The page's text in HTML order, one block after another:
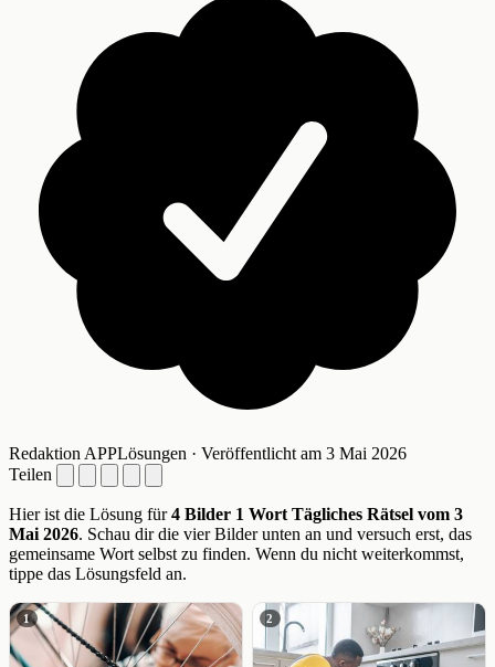
Redaktion APPLösungen · Veröffentlicht am 3 Mai 2026
Teilen
Hier ist die Lösung für4 Bilder 1 Wort Tägliches Rätsel vom 3
Mai 2026. Schau dir die vier Bilder unten an und versuch erst, das
gemeinsame Wort selbst zu finden. Wenn du nicht weiterkommst,
tippe das Lösungsfeld an.
1 2